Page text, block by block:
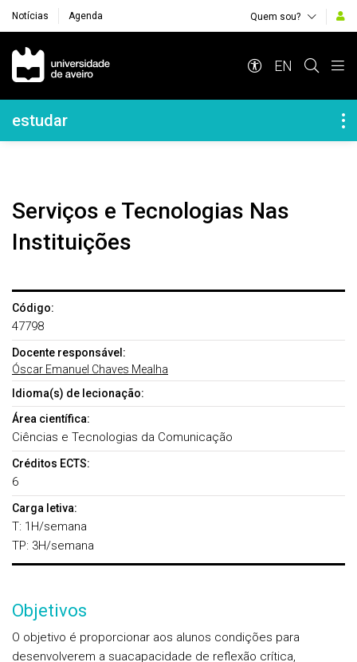
Notícias Agenda Quem sou?
Navegação Principal
EN
Navegação Lateral
estudar
Serviços e Tecnologias Nas
Instituições
Código:
47798
Docente responsável:
Óscar Emanuel Chaves Mealha
Idioma(s) de lecionação:
Área científica:
Ciências e Tecnologias da Comunicação
Créditos ECTS:
6
Carga letiva:
T: 1H/semana
TP: 3H/semana
Objetivos
O objetivo é proporcionar aos alunos condições para
desenvolverem a suacapacidade de reflexão crítica,